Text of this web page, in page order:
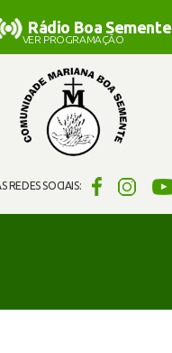
REDES SOCIAIS:
Rádio Boa Semente
Rádio Boa Semente
VER PROGRAMAÇÃO